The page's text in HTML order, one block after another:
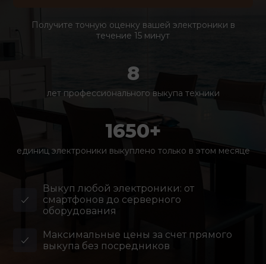
Получите точную оценку вашей электроники в
течение 15 минут
8
лет профессионального выкупа техники
1650+
единиц электроники выкуплено только в этом месяце
Выкуп любой электроники: от
смартфонов до серверного
оборудования
Максимальные цены за счет прямого
выкупа без посредников